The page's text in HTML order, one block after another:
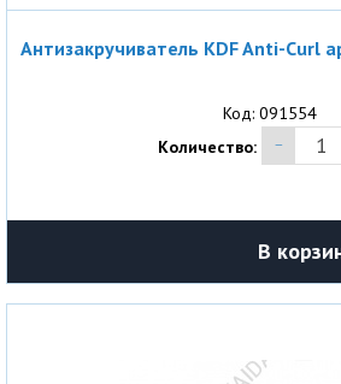
Антизакручиватель KDF Anti-Curl
Код: 091554
Количество:
В